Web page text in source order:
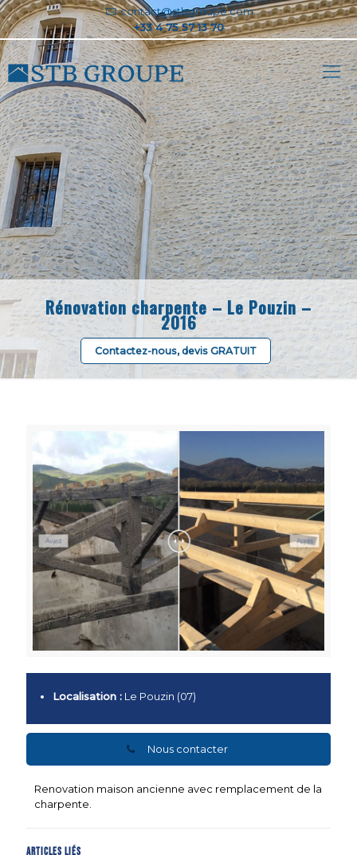
contact@stbgroupe.com
Rénovation charpente – Le Pouzin –
2016
Contactez-nous, devis GRATUIT
Localisation : Le Pouzin (07)
Nous contacter
Renovation maison ancienne avec remplacement de la
charpente.
Articles liés